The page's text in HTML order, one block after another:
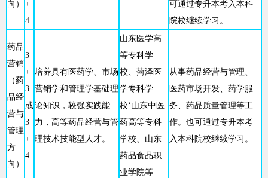
向）
+
4
可通过专升本考入本科
院校继续学习。
药品
营销
（药
品经
营与
管理
方
向）
3
+
3
或
3
+
4
培养具有医药学、市场
营销学和管理学基础理
论知识，较强实践能
力，高等药品经营与管
理技术技能型人才。
山东医学高
等专科学
校、菏泽医
学专科学
校‘山东中医
药高等专科
学校、山东
药品食品职
业学院等
从事药品经营与管理、
医药市场开发、药学服
务、药品质量管理等工
作。也可通过专升本考
入本科院校继续学习。